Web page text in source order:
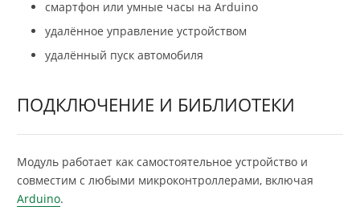
смартфон или умные часы на Arduino
удалённое управление устройством
удалённый пуск автомобиля
ПОДКЛЮЧЕНИЕ И БИБЛИОТЕКИ
Модуль работает как самостоятельное устройство и
совместим с любыми микроконтроллерами, включая
Arduino.